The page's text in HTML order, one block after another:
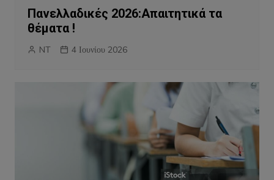
Πανελλαδικές 2026:Απαιτητικά τα
θέματα !
NT 4 Ιουνίου 2026